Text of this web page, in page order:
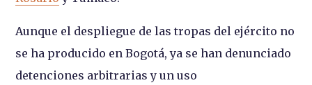
Aunque el despliegue de las tropas del ejército no
se ha producido en Bogotá, ya se han denunciado
detenciones arbitrarias y un uso